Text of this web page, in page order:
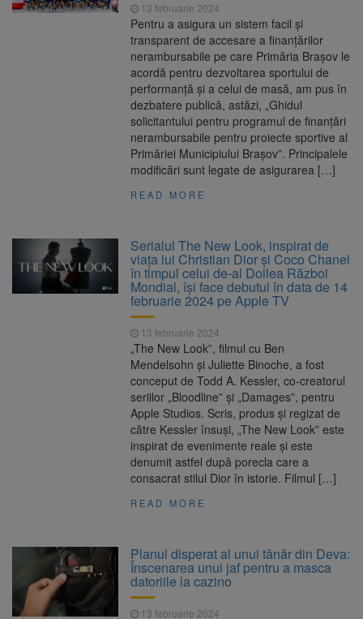
13 februarie 2024
Pentru a asigura un sistem facil și
transparent de accesare a finanțărilor
nerambursabile pe care Primăria Brașov le
acordă pentru dezvoltarea sportului de
performanță și a celui de masă, am pus în
dezbatere publică, astăzi, „Ghidul
solicitantului pentru programul de finanțări
nerambursabile pentru proiecte sportive al
Primăriei Municipiului Brașov”. Principalele
modificări sunt legate de asigurarea […]
READ MORE
Serialul The New Look, inspirat de
viața lui Christian Dior și Coco Chanel
în timpul celui de-al Doilea Război
Mondial, își face debutul în data de 14
februarie 2024 pe Apple TV
13 februarie 2024
„The New Look”, filmul cu Ben
Mendelsohn și Juliette Binoche, a fost
conceput de Todd A. Kessler, co-creatorul
seriilor „Bloodline” și „Damages”, pentru
Apple Studios. Scris, produs și regizat de
către Kessler însuși, „The New Look” este
inspirat de evenimente reale și este
denumit astfel după porecla care a
consacrat stilul Dior în istorie. Filmul […]
READ MORE
Planul disperat al unui tânăr din Deva:
Înscenarea unui jaf pentru a masca
datoriile la cazino
13 februarie 2024